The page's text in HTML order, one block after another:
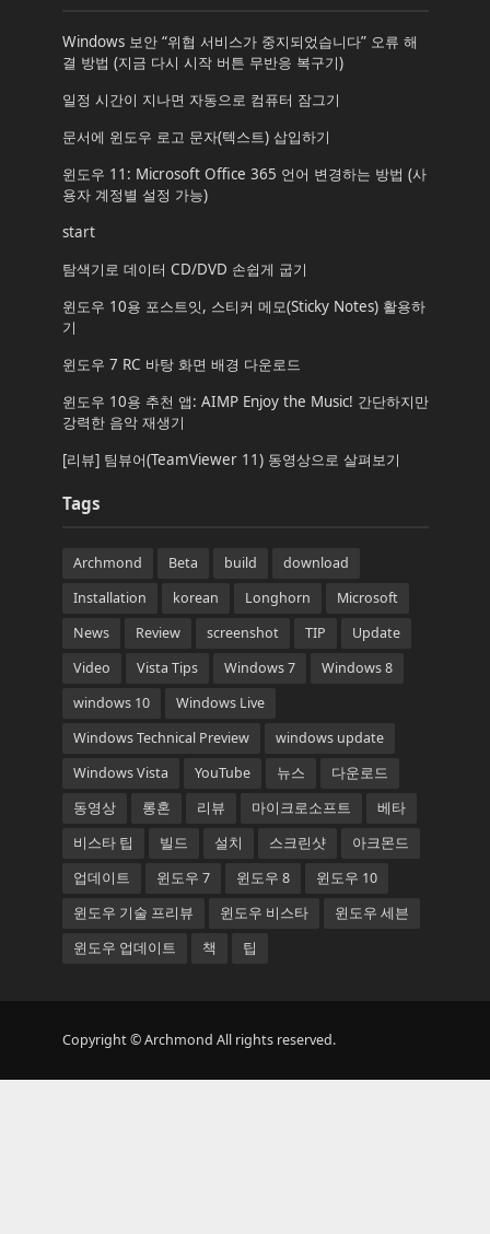
Windows 보안 “위협 서비스가 중지되었습니다” 오류 해
결 방법 (지금 다시 시작 버튼 무반응 복구기)
일정 시간이 지나면 자동으로 컴퓨터 잠그기
문서에 윈도우 로고 문자(텍스트) 삽입하기
윈도우 11: Microsoft Office 365 언어 변경하는 방법 (사
용자 계정별 설정 가능)
start
탐색기로 데이터 CD/DVD 손쉽게 굽기
윈도우 10용 포스트잇, 스티커 메모(Sticky Notes) 활용하
기
윈도우 7 RC 바탕 화면 배경 다운로드
윈도우 10용 추천 앱: AIMP Enjoy the Music! 간단하지만
강력한 음악 재생기
[리뷰] 팀뷰어(TeamViewer 11) 동영상으로 살펴보기
Tags
Archmond Beta build
download
Installation
korean Longhorn
Microsoft
News
Review screenshot TIP
Update
Video
Vista Tips Windows 7
Windows 8
windows 10
Windows Live
Windows Technical Preview
windows update
Windows Vista
YouTube 뉴스
다운로드
동영상
롱혼 리뷰 마이크로소프트
베타
비스타 팁
빌드 설치 스크린샷
아크몬드
업데이트
윈도우 7 윈도우 8
윈도우 10
윈도우 기술 프리뷰
윈도우 비스타
윈도우 세븐
윈도우 업데이트
책 팁
Copyright © Archmond All rights reserved.